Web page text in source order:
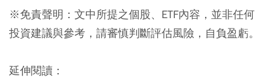
※免責聲明：文中所提之個股、ETF內容，並非任何
投資建議與參考，請審慎判斷評估風險，自負盈虧。
延伸閱讀：